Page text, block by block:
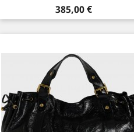
Prix
385,00 €